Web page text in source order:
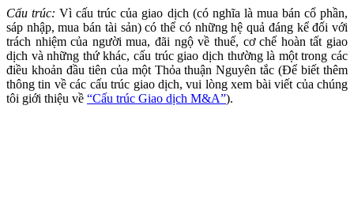
Cấu trúc: Vì cấu trúc của giao dịch (có nghĩa là mua bán cổ phần,
sáp nhập, mua bán tài sản) có thể có những hệ quả đáng kể đối với
trách nhiệm của người mua, đãi ngộ về thuế, cơ chế hoàn tất giao
dịch và những thứ khác, cấu trúc giao dịch thường là một trong các
điều khoản đầu tiên của một Thỏa thuận Nguyên tắc (Để biết thêm
thông tin về các cấu trúc giao dịch, vui lòng xem bài viết của chúng
tôi giới thiệu về “Cấu trúc Giao dịch M&A”).